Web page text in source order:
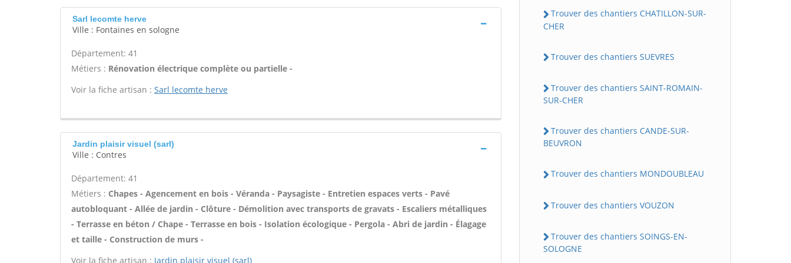
Sarl lecomte herve
Ville : Fontaines en sologne
Département: 41
Métiers : Rénovation électrique complète ou partielle -
Voir la fiche artisan : Sarl lecomte herve
Jardin plaisir visuel (sarl)
Ville : Contres
Département: 41
Métiers : Chapes - Agencement en bois - Véranda - Paysagiste - Entretien espaces verts - Pavé
autobloquant - Allée de jardin - Clôture - Démolition avec transports de gravats - Escaliers métalliques
- Terrasse en béton / Chape - Terrasse en bois - Isolation écologique - Pergola - Abri de jardin - Élagage
et taille - Construction de murs -
Voir la fiche artisan : Jardin plaisir visuel (sarl)
Trouver des chantiers CHATILLON-SUR-
CHER
Trouver des chantiers SUEVRES
Trouver des chantiers SAINT-ROMAIN-
SUR-CHER
Trouver des chantiers CANDE-SUR-
BEUVRON
Trouver des chantiers MONDOUBLEAU
Trouver des chantiers VOUZON
Trouver des chantiers SOINGS-EN-
SOLOGNE